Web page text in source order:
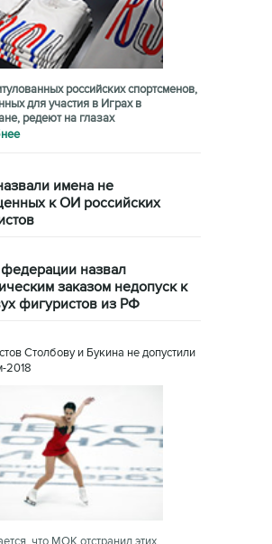
российских спортсменов,
для участия в Играх в
редеют на глазах
имена не
к ОИ российских
федерации назвал
заказом недопуск к
фигуристов из РФ
Столбову и Букина не допустили
2018